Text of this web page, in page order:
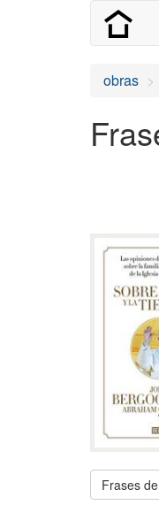
obras
Frases